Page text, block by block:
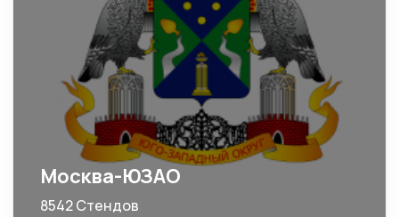
Москва-ЮЗАО
8542 Стендов